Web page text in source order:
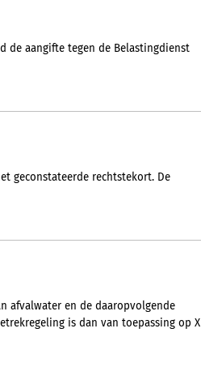
de aangifte tegen de Belastingdienst
geconstateerde rechtstekort. De
afvalwater en de daaropvolgende
is dan van toepassing op X